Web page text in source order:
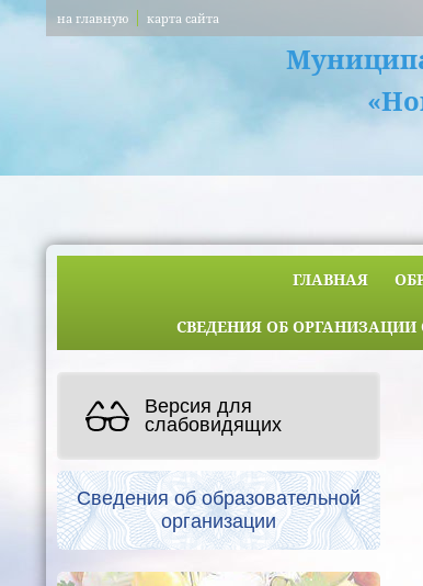
на главную карта сайта
ГЛАВНАЯ
СВЕДЕНИЯ ОБ
Версия для
слабовидящих
Сведения об образовательной
организации